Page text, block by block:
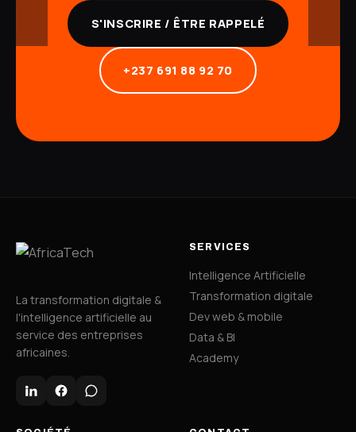
S'INSCRIRE / ÊTRE RAPPELÉ
+237 691 88 92 70
La transformation digitale &
l'intelligence artificielle au
service des entreprises
africaines.
SERVICES
Intelligence Artificielle
Transformation digitale
Dev web & mobile
Data & BI
Academy